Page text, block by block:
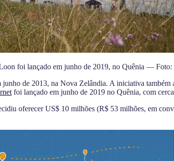
foi lançado em junho de 2019, no Quênia —
de 2013, na Nova Zelândia. A iniciativa também
foi lançado em junho de 2019 no Quênia, com
oferecer US$ 10 milhões (R$ 53 milhões, em